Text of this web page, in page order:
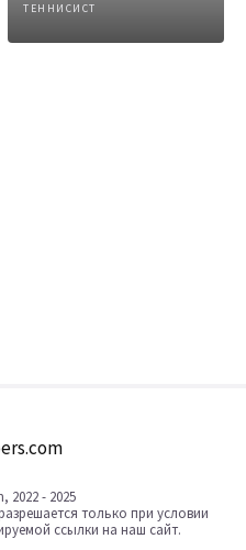
ТЕННИСИСТ
2022 - 2025
только при условии
ссылки на наш сайт.